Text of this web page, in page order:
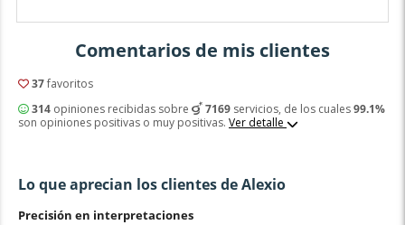
Comentarios de mis clientes
37favoritos
314opiniones recibidas sobre 7169servicios, de los cuales99.1%
son opiniones positivas o muy positivas. Ver detalle
Lo que aprecian los clientes de Alexio
Precisión en interpretaciones